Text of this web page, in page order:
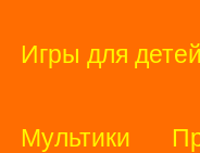
Игры для детей
Мультики